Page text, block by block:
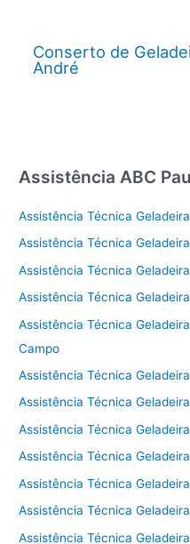
Conserto de
André
Assistência ABC
Assistência Técnica
Assistência Técnica
Assistência Técnica
Assistência Técnica
Assistência Técnica
Campo
Assistência Técnica
Assistência Técnica
Assistência Técnica
Assistência Técnica
Assistência Técnica
Assistência Técnica
Assistência Técnica